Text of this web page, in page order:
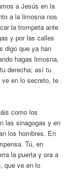
a Jesús en la
a la limosna nos
la trompeta ante
y por las calles
digo que ya han
hagas limosna,
derecha; así tu
en lo secreto, te
como los
las sinagogas y en
los hombres. En
Tú, en
la puerta y ora a
que ve en lo